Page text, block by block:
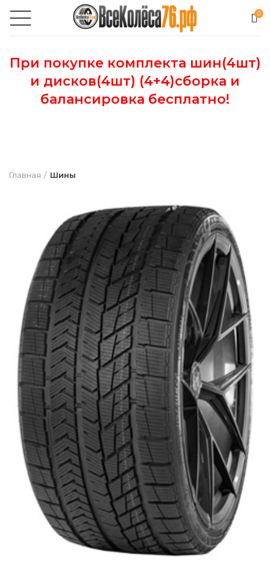
0
При покупке комплекта шин(4шт)
и дисков(4шт) (4+4)сборка и
балансировка бесплатно!
Главная Шины